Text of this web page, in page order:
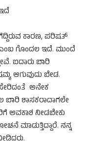
ಕಾರಣ, ಪರಿಷತ್
ಎಂಬ ಗೊಂದಲ ಇದೆ. ಮುಂದೆ
ಐದಾರು ಬಾರಿ
ಆಗುವುದು ಬೇಡ.
ಅನೇಕ
ಬಾರಿ ಶಾಸಕರಾದಾಗಲೇ
ಅವಕಾಶ ನೀಡಬೇಕು
ಮಾಡುತ್ತಿದ್ದಾರೆ. ನನ್ನ